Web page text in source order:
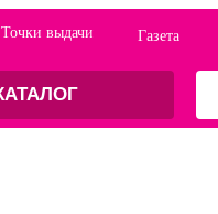
Точки выдачи Газета